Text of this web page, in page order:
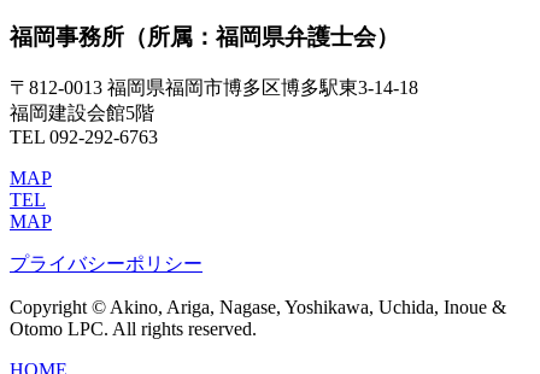
福岡事務所 （所属：福岡県弁護士会）
〒812-0013 福岡県福岡市博多区博多駅東3-14-18
福岡建設会館5階
TEL 092-292-6763
MAP
TEL
MAP
プライバシーポリシー
Copyright © Akino, Ariga, Nagase, Yoshikawa, Uchida, Inoue &
Otomo LPC. All rights reserved.
HOME